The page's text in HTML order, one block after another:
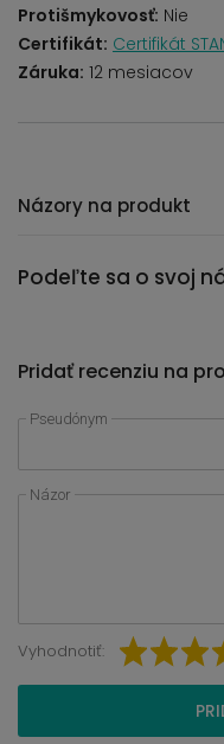
Protišmykovosť: Nie
Certifikát: Certifikát
Záruka: 12 mesiacov
Názory na produkt
Podeľte sa o svoj
Pridať recenziu na
Pseudónym
Názor
Vyhodnotiť: